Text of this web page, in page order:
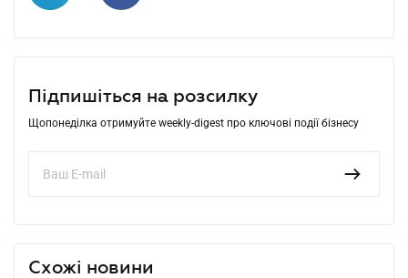
Підпишіться на розсилку
Щопонеділка отримуйте weekly-digest про ключові події бізнесу
Схожі новини